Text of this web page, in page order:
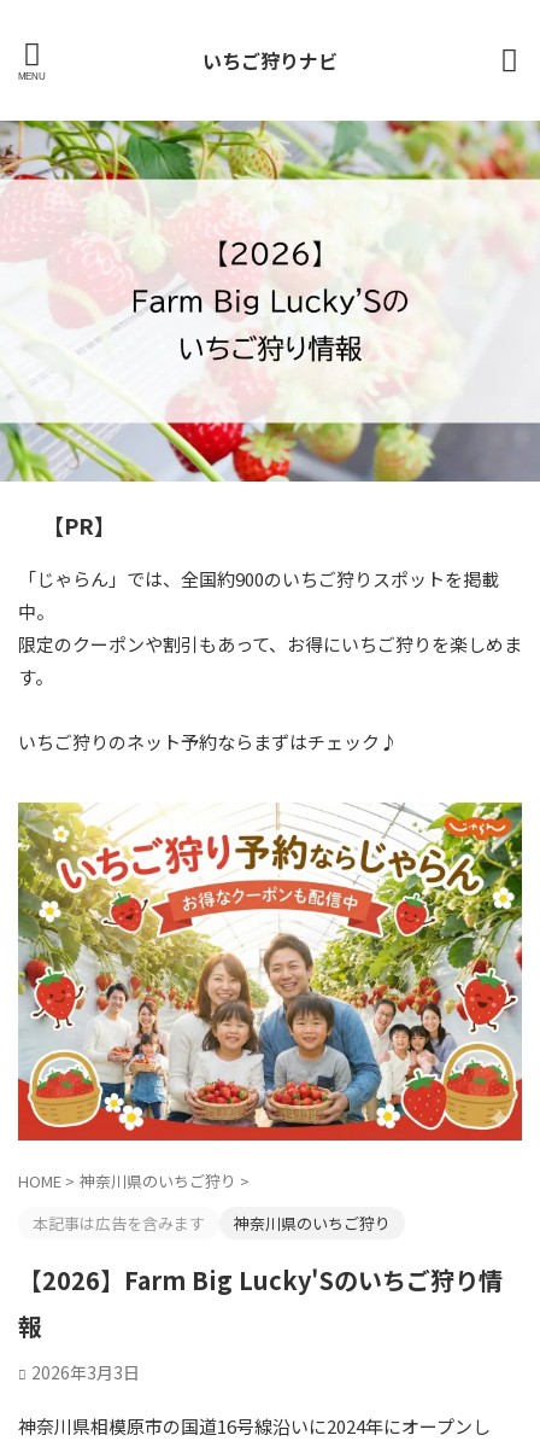
いちご狩りナビ
【PR】
「じゃらん」では、全国約900のいちご狩りスポットを掲載
中。
限定のクーポンや割引もあって、お得にいちご狩りを楽しめま
す。
いちご狩りのネット予約ならまずはチェック♪
HOME > 神奈川県のいちご狩り >
本記事は広告を含みます
神奈川県のいちご狩り
【2026】Farm Big Lucky'Sのいちご狩り情
報
2026年3月3日
神奈川県相模原市の国道16号線沿いに2024年にオープンし